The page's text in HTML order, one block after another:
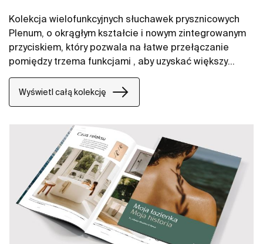
Kolekcja wielofunkcyjnych słuchawek prysznicowych
Plenum, o okrągłym kształcie i nowym zintegrowanym
przyciskiem, który pozwala na łatwe przełączanie
pomiędzy trzema funkcjami , aby uzyskać większy
komfort podczas korzystania z prysznica.
Wyświetl całą kolekcję